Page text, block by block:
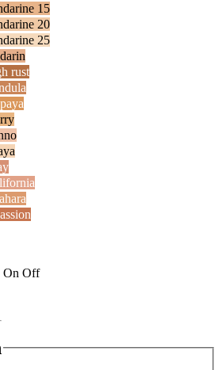
15
20
25
rust
On Off